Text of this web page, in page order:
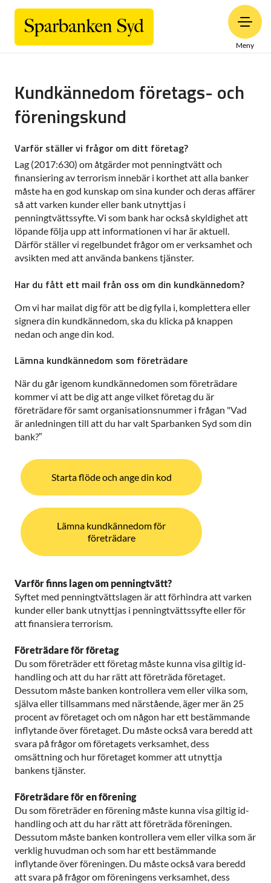
Meny
Kundkännedom företags- och
föreningskund
Varför ställer vi frågor om ditt företag?
Lag (2017:630) om åtgärder mot penningtvätt och
finansiering av terrorism innebär i korthet att alla banker
måste ha en god kunskap om sina kunder och deras affärer
så att varken kunder eller bank utnyttjas i
penningtvättssyfte. Vi som bank har också skyldighet att
löpande följa upp att informationen vi har är aktuell.
Därför ställer vi regelbundet frågor om er verksamhet och
avsikten med att använda bankens tjänster.
Har du fått ett mail från oss om din kundkännedom?
Om vi har mailat dig för att be dig fylla i, komplettera eller
signera din kundkännedom, ska du klicka på knappen
nedan och ange din kod.
Lämna kundkännedom som företrädare
När du går igenom kundkännedomen som företrädare
kommer vi att be dig att ange vilket företag du är
företrädare för samt organisationsnummer i frågan "Vad
är anledningen till att du har valt Sparbanken Syd som din
bank?”
Starta flöde och ange din kod
Lämna kundkännedom för
företrädare
Varför finns lagen om penningtvätt?
Syftet med penningtvättslagen är att förhindra att varken
kunder eller bank utnyttjas i penningtvättssyfte eller för
att finansiera terrorism.
Företrädare för företag
Du som företräder ett företag måste kunna visa giltig id-
handling och att du har rätt att företräda företaget.
Dessutom måste banken kontrollera vem eller vilka som,
själva eller tillsammans med närstående, äger mer än 25
procent av företaget och om någon har ett bestämmande
inflytande över företaget. Du måste också vara beredd att
svara på frågor om företagets verksamhet, dess
omsättning och hur företaget kommer att utnyttja
bankens tjänster.
Företrädare för en förening
Du som företräder en förening måste kunna visa giltig id-
handling och att du har rätt att företräda föreningen.
Dessutom måste banken kontrollera vem eller vilka som är
verklig huvudman och som har ett bestämmande
inflytande över föreningen. Du måste också vara beredd
att svara på frågor om föreningens verksamhet, dess